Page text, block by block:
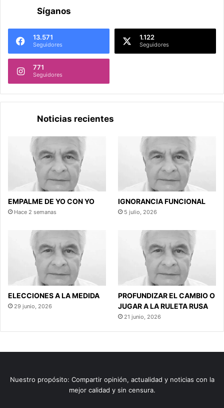
Síganos
13.571
Seguidores
1.122
Seguidores
771
Seguidores
Noticias recientes
EMPALME DE YO CON YO
Hace 2 semanas
IGNORANCIA FUNCIONAL
5 julio, 2026
ELECCIONES A LA MEDIDA
29 junio, 2026
PROFUNDIZAR EL CAMBIO O
JUGAR A LA RULETA RUSA
21 junio, 2026
Nuestro propósito: Compartir opinión, actualidad y noticias con la
mejor calidad y sin censura.